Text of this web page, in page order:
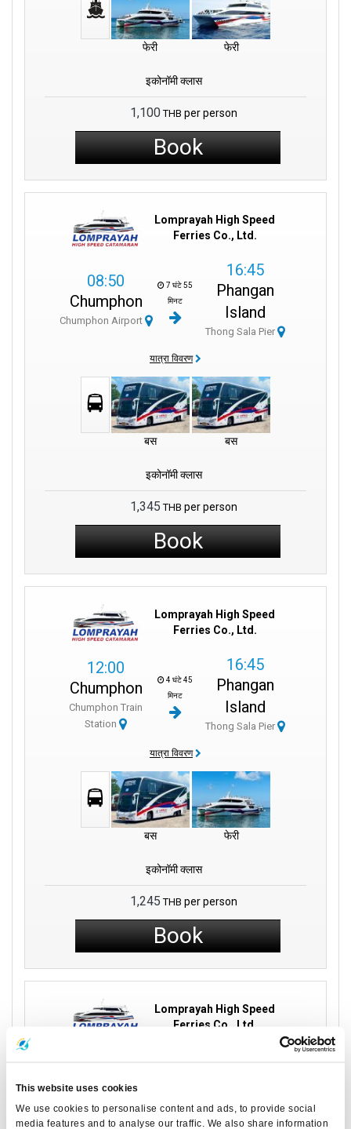
This website uses cookies
We use cookies to personalise content and ads, to provide social
media features and to analyse our traffic. We also share information
फेरी फेरी
इकोनॉमी क्लास
1,100 THB per person
Book
Lomprayah High Speed
Ferries Co., Ltd.
08:50
Chumphon
Chumphon Airport
7 घंटे 55
मिनट
16:45
Phangan
Island
Thong Sala Pier
यात्रा विवरण
बस बस
इकोनॉमी क्लास
1,345 THB per person
Book
Lomprayah High Speed
Ferries Co., Ltd.
12:00
Chumphon
Chumphon Train
Station
4 घंटे 45
मिनट
16:45
Phangan
Island
Thong Sala Pier
यात्रा विवरण
बस फेरी
इकोनॉमी क्लास
1,245 THB per person
Book
Lomprayah High Speed
Ferries Co., Ltd.
Chumphon
Pier
Island
Thong Sala Pier